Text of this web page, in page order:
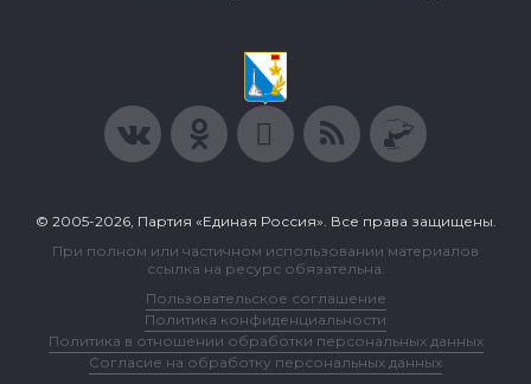
© 2005-2026, Партия «Единая Россия». Все права защищены.
При полном или частичном использовании материалов
ссылка на ресурс обязательна.
Пользовательское соглашение
Политика конфиденциальности
Политика в отношении обработки персональных данных
Согласие на обработку персональных данных